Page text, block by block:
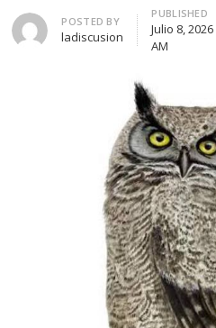
Author
POSTED BY
ladiscusion
PUBLISHED
Julio 8, 2026
AM